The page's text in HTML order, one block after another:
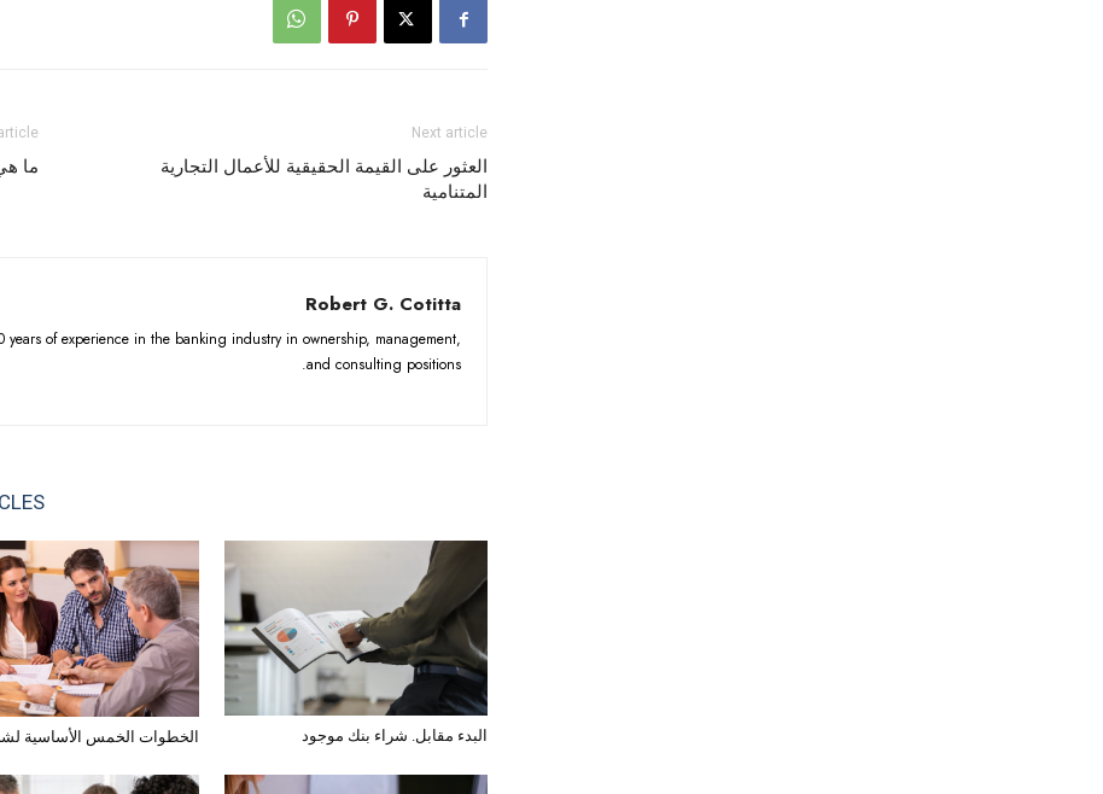
ما
Next article
العثور على القيمة الحقيقية للأعمال التجارية
المتنامية
Robert G. Cotitta
years of experience in the banking industry in ownership, management,
and consulting positions.
الخطوات الخمس الأساسية البدء مقابل. شراء بنك موجود